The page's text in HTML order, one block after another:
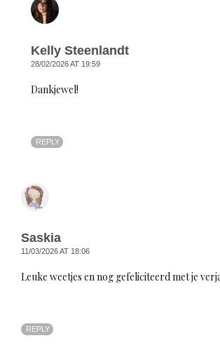
Kelly Steenlandt
28/02/2026 AT 19:59
Dankjewel!
REPLY
Saskia
11/03/2026 AT 18:06
Leuke weetjes en nog gefeliciteerd met je
REPLY